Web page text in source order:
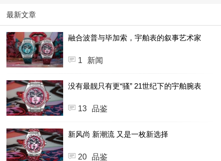
最新文章
融合波普与毕加索，宇舶表的叙事艺术家
1 新闻
没有最靓只有更“骚” 21世纪下的宇舶腕表
13 品鉴
新风尚 新潮流 又是一枚新选择
20 品鉴